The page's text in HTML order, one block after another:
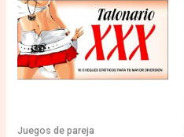
Juegos de pareja